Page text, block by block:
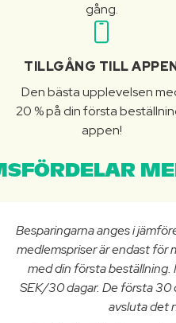
gång.
TILLGÅNG TILL
Den bästa upplevelsen
20 % på din första
appen!
Besparingarna anges i
medlemspriser är endast för
med din första
SEK/30 dagar. De första 30
avsluta det